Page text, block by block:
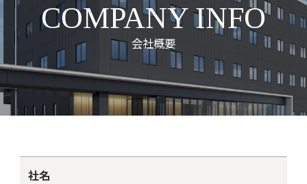
COMPANY INFO
会社概要
社名